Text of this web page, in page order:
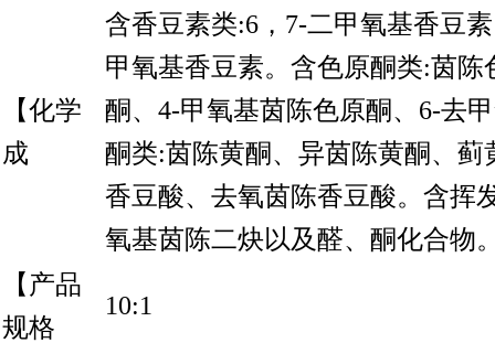
【化学
成
含香豆素类:6，7-二甲氧基香豆
甲氧基香豆素。含色原酮类:茵陈
酮、4-甲氧基茵陈色原酮、6-去
酮类:茵陈黄酮、异茵陈黄酮、
香豆酸、去氧茵陈香豆酸。含挥
氧基茵陈二炔以及醛、酮化合物
【产品
规格
10:1